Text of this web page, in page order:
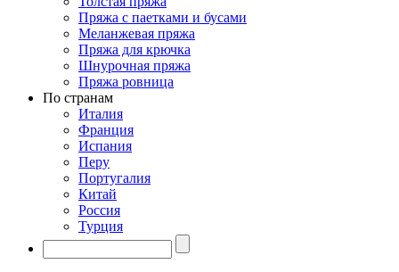
Пряжа с паетками и бусами
Меланжевая пряжа
Пряжа для крючка
Шнурочная пряжа
Пряжа ровница
По странам
Италия
Франция
Испания
Перу
Португалия
Китай
Россия
Турция